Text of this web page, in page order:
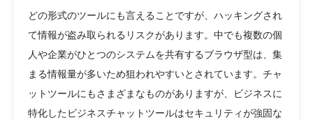
どの形式のツールにも言えることですが、ハッキングされ
て情報が盗み取られるリスクがあります。中でも複数の個
人や企業がひとつのシステムを共有するブラウザ型は、集
まる情報量が多いため狙われやすいとされています。チャ
ットツールにもさまざまなものがありますが、ビジネスに
特化したビジネスチャットツールはセキュリティが強固な